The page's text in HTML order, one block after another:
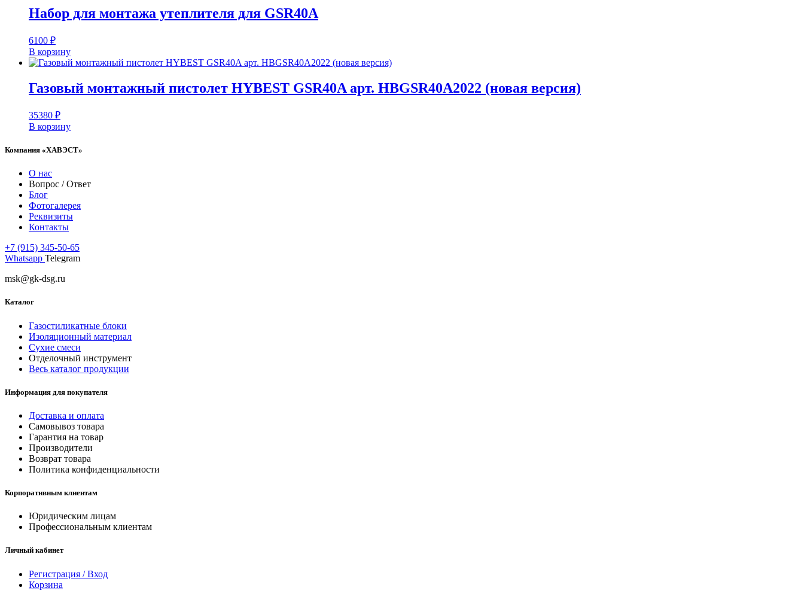
Набор для монтажа утеплителя для GSR40A
6100 ₽
В корзину
Газовый монтажный пистолет HYBEST GSR40A арт. HBGSR40A2022 (новая версия)
35380 ₽
В корзину
Компания «ХАВЭСТ»
О нас
Вопрос / Ответ
Блог
Фотогалерея
Реквизиты
Контакты
+7 (915) 345-50-65
Whatsapp Telegram
msk@gk-dsg.ru
Каталог
Газостиликатные блоки
Изоляционный материал
Сухие смеси
Отделочный инструмент
Весь каталог продукции
Информация для покупателя
Доставка и оплата
Самовывоз товара
Гарантия на товар
Производители
Возврат товара
Политика конфиденциальности
Корпоративным клиентам
Юридическим лицам
Профессиональным клиентам
Личный кабинет
Регистрация / Вход
Корзина